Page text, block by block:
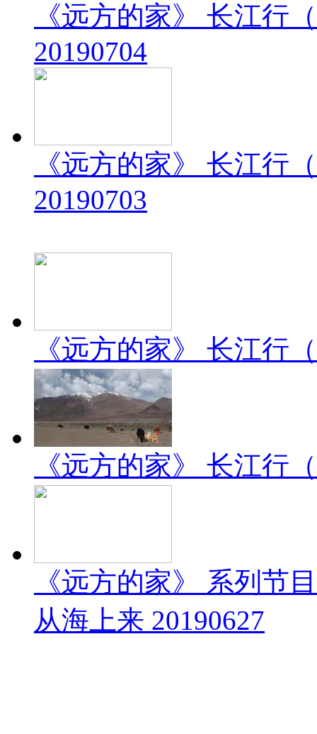
《远方的家》 长江行
20190704
《远方的家》 长江行
20190703
《远方的家》 长江行
《远方的家》 长江行
《远方的家》 系列
从海上来 20190627